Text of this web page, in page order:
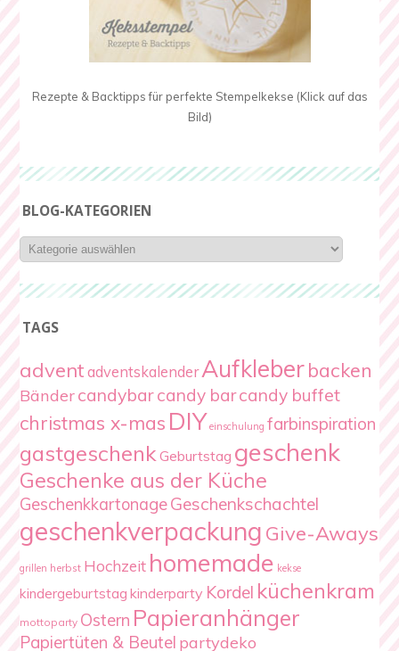
Rezepte & Backtipps für perfekte Stempelkekse (Klick auf das
Bild)
BLOG-KATEGORIEN
Blog-
Kategorien
TAGS
advent adventskalenderAufkleberbacken
Bändercandybarcandy barcandy buffet
christmas x-mas DIY einschulung farbinspiration
gastgeschenkGeburtstag geschenk
Geschenke aus der Küche
GeschenkkartonageGeschenkschachtel
geschenkverpackung Give-Aways
grillen herbst Hochzeit homemade kekse
kindergeburtstag kinderparty Kordel küchenkram
mottoparty Ostern Papieranhänger
Papiertüten & Beutel partydeko